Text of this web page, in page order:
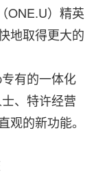
ONE.U）精英
地取得更大的
有的一体化
、特许经营
观的新功能。